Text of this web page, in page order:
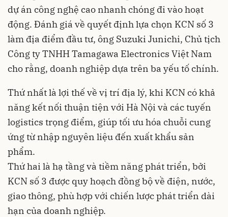
dự án công nghệ cao nhanh chóng đi vào hoạt
động. Đánh giá về quyết định lựa chọn KCN số 3
làm địa điểm đầu tư, ông Suzuki Junichi, Chủ tịch
Công ty TNHH Tamagawa Electronics Việt Nam
cho rằng, doanh nghiệp dựa trên ba yếu tố chính.
Thứ nhất là lợi thế về vị trí địa lý, khi KCN có khả
năng kết nối thuận tiện với Hà Nội và các tuyến
logistics trọng điểm, giúp tối ưu hóa chuỗi cung
ứng từ nhập nguyên liệu đến xuất khẩu sản
phẩm.
Thứ hai là hạ tầng và tiềm năng phát triển, bởi
KCN số 3 được quy hoạch đồng bộ về điện, nước,
giao thông, phù hợp với chiến lược phát triển dài
hạn của doanh nghiệp.